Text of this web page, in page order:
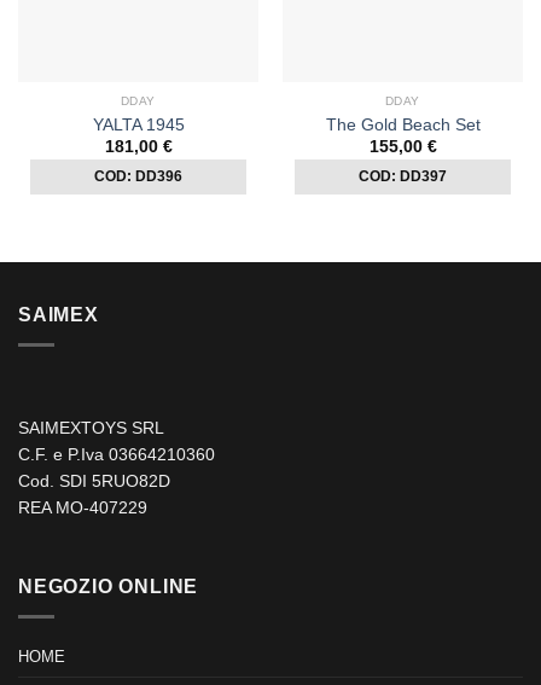
DDAY
YALTA 1945
181,00 €
COD: DD396
DDAY
The Gold Beach Set
155,00 €
COD: DD397
SAIMEX
SAIMEXTOYS SRL
C.F. e P.Iva 03664210360
Cod. SDI 5RUO82D
REA MO-407229
NEGOZIO ONLINE
HOME